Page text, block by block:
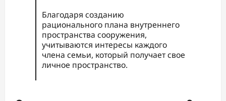
Благодаря созданию
рационального плана внутреннего
пространства сооружения,
учитываются интересы каждого
члена семьи, который получает свое
личное пространство.